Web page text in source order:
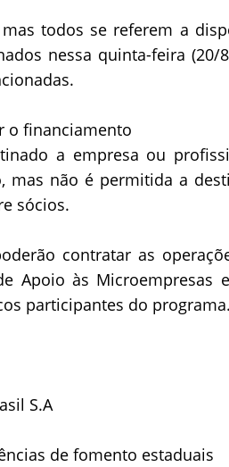
todos se referem a
nessa quinta-feira (20/
o financiamento
a empresa ou
mas não é permitida a
sócios.
contratar as
Apoio às Microempresas
participantes do
S.A
de fomento estaduais